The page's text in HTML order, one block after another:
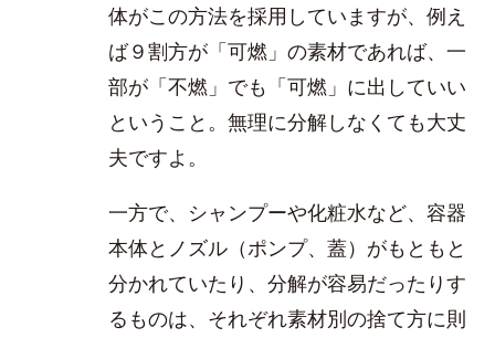
体がこの方法を採用していますが、例え
ば９割方が「可燃」の素材であれば、一
部が「不燃」でも「可燃」に出していい
ということ。無理に分解しなくても大丈
夫ですよ。
一方で、シャンプーや化粧水など、容器
本体とノズル（ポンプ、蓋）がもともと
分かれていたり、分解が容易だったりす
るものは、それぞれ素材別の捨て方に則